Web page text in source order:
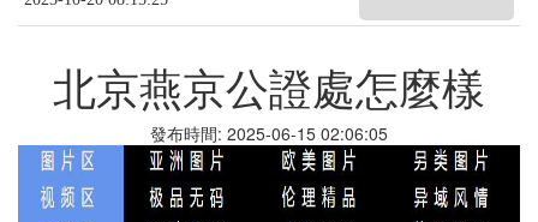
北京燕京公證處怎麼樣
發布時間: 2025-06-15 02:06:05